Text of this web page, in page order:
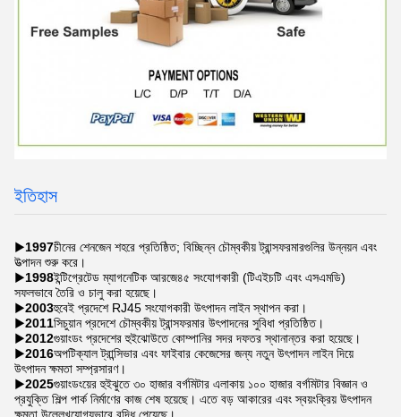
ইতিহাস
▶1997চীনের শেনজেন শহরে প্রতিষ্ঠিত; বিচ্ছিন্ন চৌম্বকীয় ট্রান্সফরমারগুলির উন্নয়ন এবং
উত্পাদন শুরু করে।
▶1998ইন্টিগ্রেটেড ম্যাগনেটিক আরজে৪৫ সংযোগকারী (টিএইচটি এবং এসএমডি)
সফলভাবে তৈরি ও চালু করা হয়েছে।
▶2003হুবেই প্রদেশে RJ45 সংযোগকারী উৎপাদন লাইন স্থাপন করা।
▶2011সিচুয়ান প্রদেশে চৌম্বকীয় ট্রান্সফরমার উৎপাদনের সুবিধা প্রতিষ্ঠিত।
▶2012গুয়াংডং প্রদেশের হুইঝোউতে কোম্পানির সদর দফতর স্থানান্তর করা হয়েছে।
▶2016অপটিক্যাল ট্রান্সিভার এবং ফাইবার কেজেসের জন্য নতুন উৎপাদন লাইন দিয়ে
উৎপাদন ক্ষমতা সম্প্রসারণ।
▶2025গুয়াংডংয়ের হুইঝুতে ৩০ হাজার বর্গমিটার এলাকায় ১০০ হাজার বর্গমিটার বিজ্ঞান ও
প্রযুক্তি শিল্প পার্ক নির্মাণের কাজ শেষ হয়েছে। এতে বড় আকারের এবং স্বয়ংক্রিয় উৎপাদন